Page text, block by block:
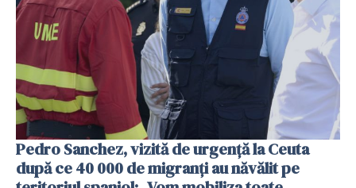
Pedro Sanchez, vizită de urgență la Ceuta
după ce 40 000 de migranți au năvălit pe